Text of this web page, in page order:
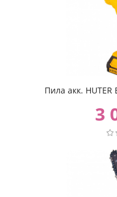
Пила акк. HUTER
3